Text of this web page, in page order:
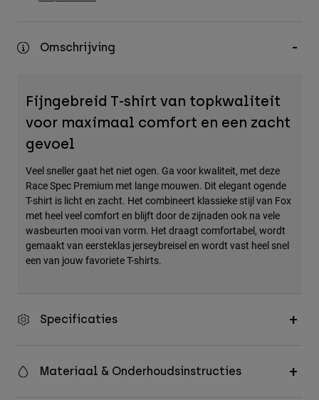
All Accessories
Alles bekijken
Omschrijving
Fijngebreid T-shirt van topkwaliteit
voor maximaal comfort en een zacht
gevoel
Veel sneller gaat het niet ogen. Ga voor kwaliteit, met deze
Race Spec Premium met lange mouwen. Dit elegant ogende
T-shirt is licht en zacht. Het combineert klassieke stijl van Fox
met heel veel comfort en blijft door de zijnaden ook na vele
wasbeurten mooi van vorm. Het draagt comfortabel, wordt
gemaakt van eersteklas jerseybreisel en wordt vast heel snel
een van jouw favoriete T-shirts.
Specificaties
Materiaal & Onderhoudsinstructies